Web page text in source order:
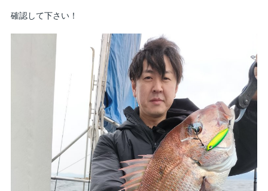
確認して下さい！